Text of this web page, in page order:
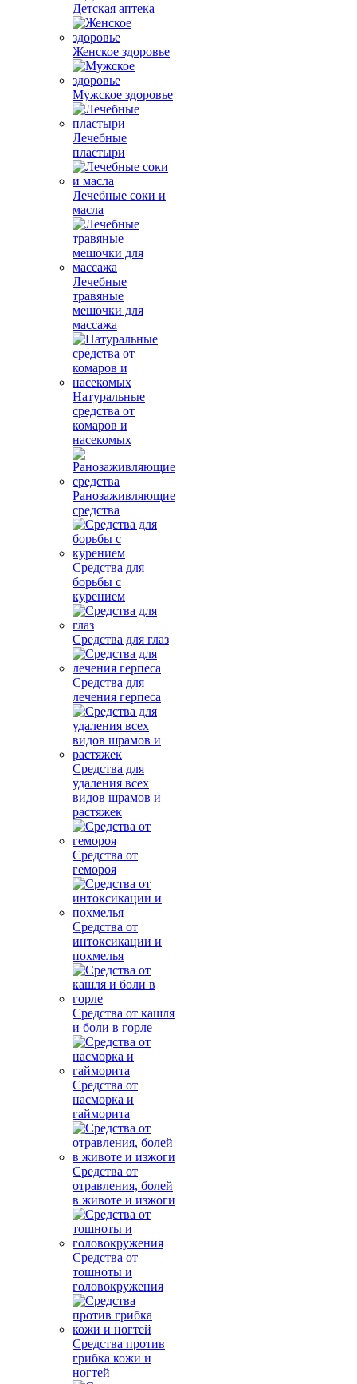
Детская аптека
Женское здоровье
Мужское здоровье
Лечебные
пластыри
Лечебные соки и
масла
Лечебные
травяные
мешочки для
массажа
Натуральные
средства от
комаров и
насекомых
Ранозаживляющие
средства
Средства для
борьбы с
курением
Средства для глаз
Средства для
лечения герпеса
Средства для
удаления всех
видов шрамов и
растяжек
Средства от
гемороя
Средства от
интоксикации и
похмелья
Средства от кашля
и боли в горле
Средства от
насморка и
гайморита
Средства от
отравления, болей
в животе и изжоги
Средства от
тошноты и
головокружения
Средства против
грибка кожи и
ногтей